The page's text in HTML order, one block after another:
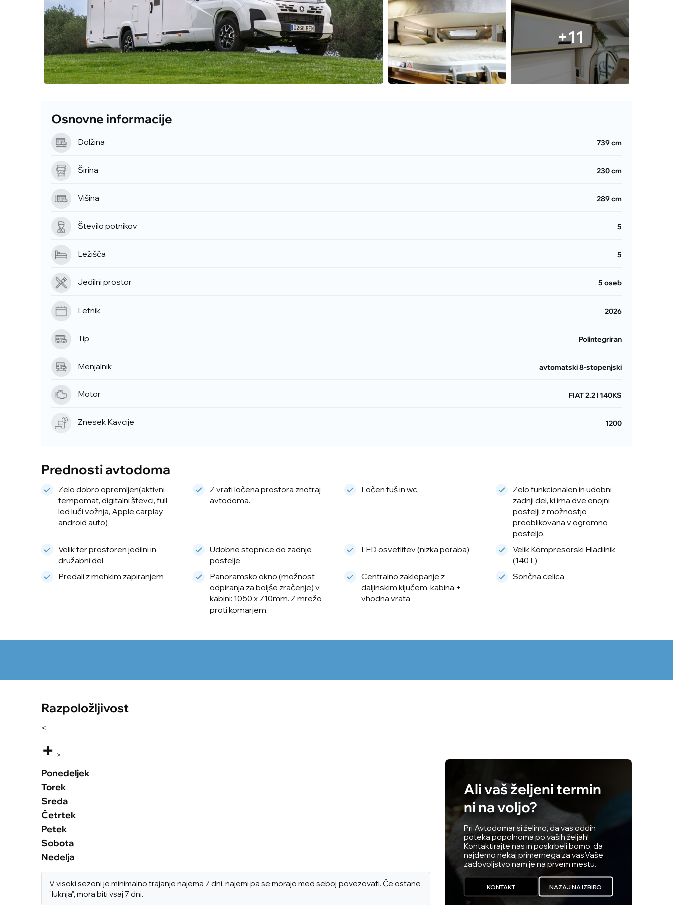
+11
Osnovne informacije
Dolžina 739 cm
Širina 230 cm
Višina 289 cm
Število potnikov 5
Ležišča 5
Jedilni prostor 5 oseb
Letnik 2026
Tip Polintegriran
Menjalnik avtomatski 8-stopenjski
Motor FIAT 2.2 l 140KS
Znesek Kavcije 1200
Prednosti avtodoma
Zelo dobro opremljen(aktivni
tempomat, digitalni števci, full
led luči vožnja, Apple carplay,
android auto)
Z vrati ločena prostora znotraj
avtodoma.
Ločen tuš in wc.
Zelo funkcionalen in udobni
zadnji del, ki ima dve enojni
postelji z možnostjo
preoblikovana v ogromno
posteljo.
Velik ter prostoren jedilni in
družabni del
Udobne stopnice do zadnje
postelje
LED osvetlitev (nizka poraba)
Velik Kompresorski Hladilnik
(140 L)
Predali z mehkim zapiranjem
Panoramsko okno (možnost
odpiranja za boljše zračenje) v
kabini: 1050 x 710mm. Z mrežo
proti komarjem.
Centralno zaklepanje z
daljinskim ključem, kabina +
vhodna vrata
Sončna celica
Razpoložljivost
<
+ >
Ponedeljek
Torek
Sreda
Četrtek
Petek
Sobota
Nedelja
V visoki sezoni je minimalno trajanje najema 7 dni, najemi pa se morajo med seboj povezovati. Če ostane
"luknja", mora biti vsaj 7 dni.
Ali vaš željeni termin
ni na voljo?
Pri Avtodomar si želimo, da vas oddih
poteka popolnoma po vaših željah!
Kontaktirajte nas in poskrbeli bomo, da
najdemo nekaj primernega za vas.Vaše
zadovoljstvo nam je na prvem mestu.
KONTAKT NAZAJ NA IZBIRO